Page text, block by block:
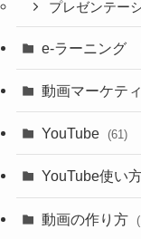
プレゼンテー
e-ラーニング
動画マーケテ
YouTube (61)
YouTube使い
動画の作り方